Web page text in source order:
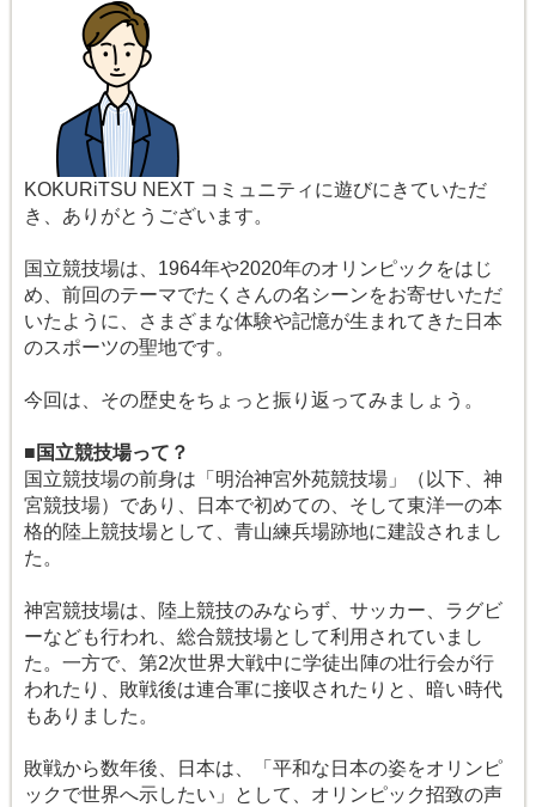
KOKURiTSU NEXT コミュニティに遊びにきていただ
き、ありがとうございます。
国立競技場は、1964年や2020年のオリンピックをはじ
め、前回のテーマでたくさんの名シーンをお寄せいただ
いたように、さまざまな体験や記憶が生まれてきた日本
のスポーツの聖地です。
今回は、その歴史をちょっと振り返ってみましょう。
■国立競技場って？
国立競技場の前身は「明治神宮外苑競技場」（以下、神
宮競技場）であり、日本で初めての、そして東洋一の本
格的陸上競技場として、青山練兵場跡地に建設されまし
た。
神宮競技場は、陸上競技のみならず、サッカー、ラグビ
ーなども行われ、総合競技場として利用されていまし
た。一方で、第2次世界大戦中に学徒出陣の壮行会が行
われたり、敗戦後は連合軍に接収されたりと、暗い時代
もありました。
敗戦から数年後、日本は、「平和な日本の姿をオリンピ
ックで世界へ示したい」として、オリンピック招致の声